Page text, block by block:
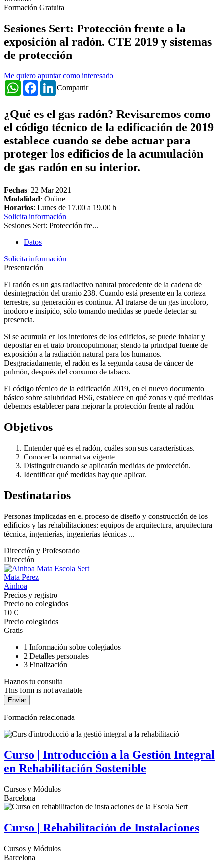
Formación Gratuita
Sesiones Sert: Protección frente a la
exposición al radón. CTE 2019 y sistemas
de protección
Me quiero apuntar como interesado
Compartir
WhatsAppFacebookLinkedIn
¿Qué es el gas radón? Revisaremos como
el código técnico de la edificación de 2019
establece cuando se debe actuar para
proteger los edificios de la acumulación
de gas radón en su interior.
Fechas: 22 Mar 2021
Modalidad: Online
Horarios: Lunes de 17.00 a 19.00 h
Solicita información
Sesiones Sert: Protección fre...
Datos
Solicita información
Presentación
El radón es un gas radiactivo natural procedente de la cadena de
desintegración del uranio 238. Cuando está presente en la corteza
terrestre, su generación es continua. Al tratarse de un gas incoloro,
inodoro e insípido, sólo tomando medidas se puede detectar su
presencia.
Si se acumula en los interiores de los edificios, se puede inhalar y
depositar en el trato broncopulmonar, siendo la principal fuente de
exposición a la radiación natural para los humanos.
Desgraciadamente, el radón es la segunda causa de cáncer de
pulmón, después del consumo de tabaco.
El código técnico de la edificación 2019, en el nuevo documento
básico sobre salubridad HS6, establece en qué zonas y qué medidas
debemos establecer para mejorar la protección frente al radón.
Objetivos
Entender qué es el radón, cuáles son sus características.
Conocer la normativa vigente.
Distinguir cuando se aplicarán medidas de protección.
Identificar qué medidas hay que aplicar.
Destinatarios
Personas implicadas en el proceso de diseño y construcción de los
edificios y las rehabilitaciones: equipos de arquitectura, arquitectura
técnica, ingenierías, ingenierías técnicas ...
Dirección y Profesorado
Dirección
Mata Pérez
Ainhoa
Precios y registro
Precio no colegiados
10 €
Precio colegiados
Gratis
1 Información sobre colegiados
2 Detalles personales
3 Finalización
Haznos tu consulta
This form is not available
Formación relacionada
Curso | Introducción a la Gestión Integral
en Rehabilitación Sostenible
Cursos y Módulos
Barcelona
Curso | Rehabilitación de Instalaciones
Cursos y Módulos
Barcelona